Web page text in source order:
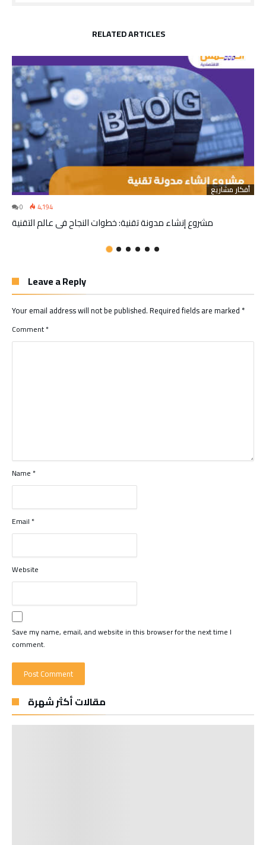
RELATED ARTICLES
أفكار مشاريع
0 4,194
مشروع إنشاء مدونة تقنية: خطوات النجاح في عالم التقنية
Leave a Reply
Your email address will not be published.Required fields are marked*
Comment*
Name*
Email*
Website
Save my name, email, and website in this browser for the next time I
comment.
مقالات أكثر شهرة